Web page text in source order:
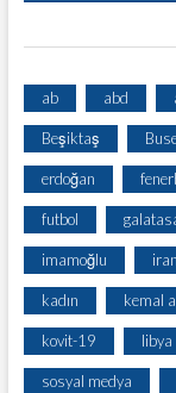
ab abd
Beşiktaş
erdoğan
futbol
imamoğlu iran
kadın kemal
kovit-19 libya
sosyal medya